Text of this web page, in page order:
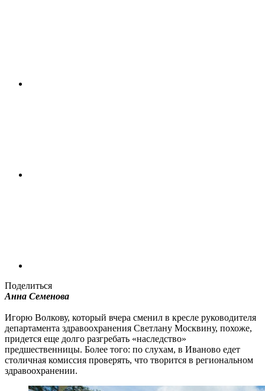
Поделиться
Анна Семенова
Игорю Волкову, который вчера сменил в кресле руководителя
департамента здравоохранения Светлану Москвину, похоже,
придется еще долго разгребать «наследство»
предшественницы. Более того: по слухам, в Иваново едет
столичная комиссия проверять, что творится в региональном
здравоохранении.